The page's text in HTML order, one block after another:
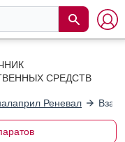
СРЕДСТВ
Реневал